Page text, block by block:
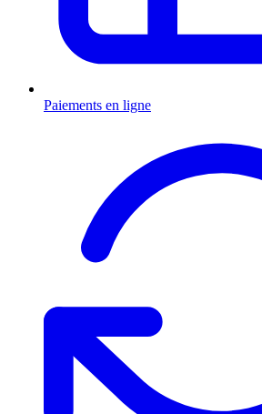
Paiements en ligne